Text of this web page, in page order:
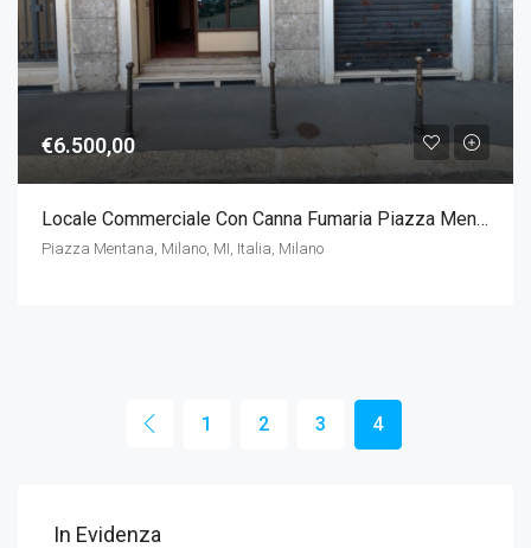
€6.500,00
Locale Commerciale Con Canna Fumaria Piazza Mentana
Piazza Mentana, Milano, MI, Italia, Milano
1 2 3 4
In Evidenza